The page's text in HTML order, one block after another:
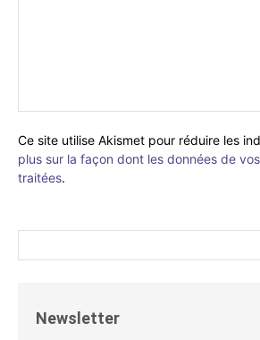
Ce site utilise Akismet pour réduire les
plus sur la façon dont les données de
traitées.
Newsletter